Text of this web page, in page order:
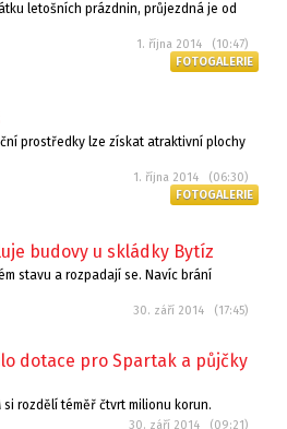
letošních prázdnin, průjezdná je od
1. října 2014 (10:47)
FOTOGALERIE
prostředky lze získat atraktivní plochy
1. října 2014 (06:30)
FOTOGALERIE
budovy u skládky Bytíz
stavu a rozpadají se. Navíc brání
30. září 2014 (17:45)
dotace pro Spartak a půjčky
si rozdělí téměř čtvrt milionu korun.
30. září 2014 (09:21)